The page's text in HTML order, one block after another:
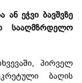
ეჭვი ბავშვზე
სააღმზრდელო
პირველ
ბაღის